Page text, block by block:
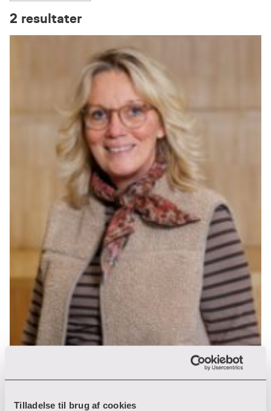
Tilladelse til brug af cookies
2 resultater
Birgitte Vigsø Henningsen